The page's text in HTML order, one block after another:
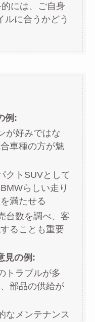
には、ご自身
ルに合うかどう
例:
が好みではな
車種の方が魅
クトSUVとして
らしい走り
満たせる
台数を調べ、客
ることも重要
見の例:
トラブルが多
部品の供給が
なメンテナンス